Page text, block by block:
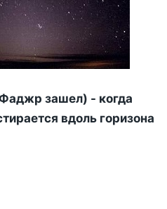
зашел) - когда
вдоль горизона